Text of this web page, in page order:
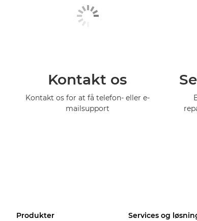
Kontakt os
Kontakt os for at få telefon- eller e-
mailsupport
Produkter Services og